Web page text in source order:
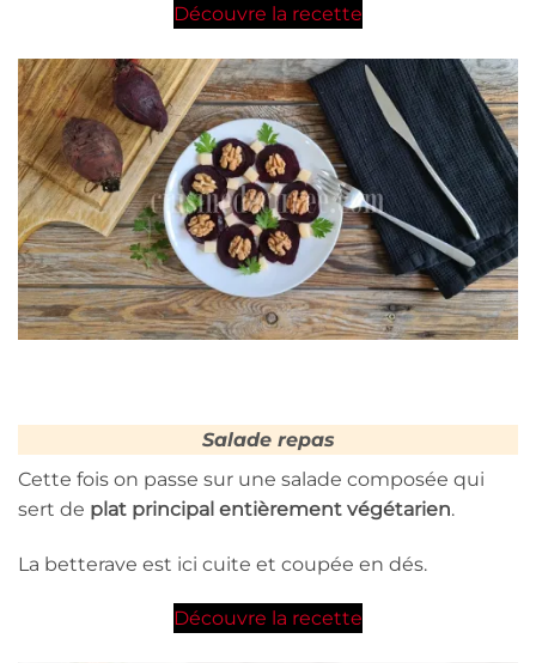
Découvre la recette
Salade repas
Cette fois on passe sur une salade composée qui
sert de plat principal entièrement végétarien.
La betterave est ici cuite et coupée en dés.
Découvre la recette